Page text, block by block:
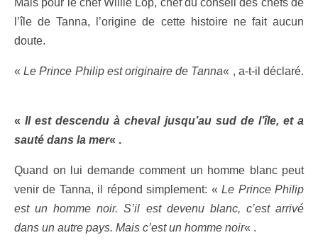
l’île de Tanna, l’origine de cette histoire ne fait aucun
doute.
«Le Prince Philip est originaire de Tanna« , a-t-il déclaré.
«Il est descendu à cheval jusqu’au sud de l’île, et a
sauté dans la mer« .
Quand on lui demande comment un homme blanc peut
venir de Tanna, il répond simplement: «Le Prince Philip
est un homme noir. S’il est devenu blanc, c’est arrivé
dans un autre pays. Mais c’est un homme noir« .